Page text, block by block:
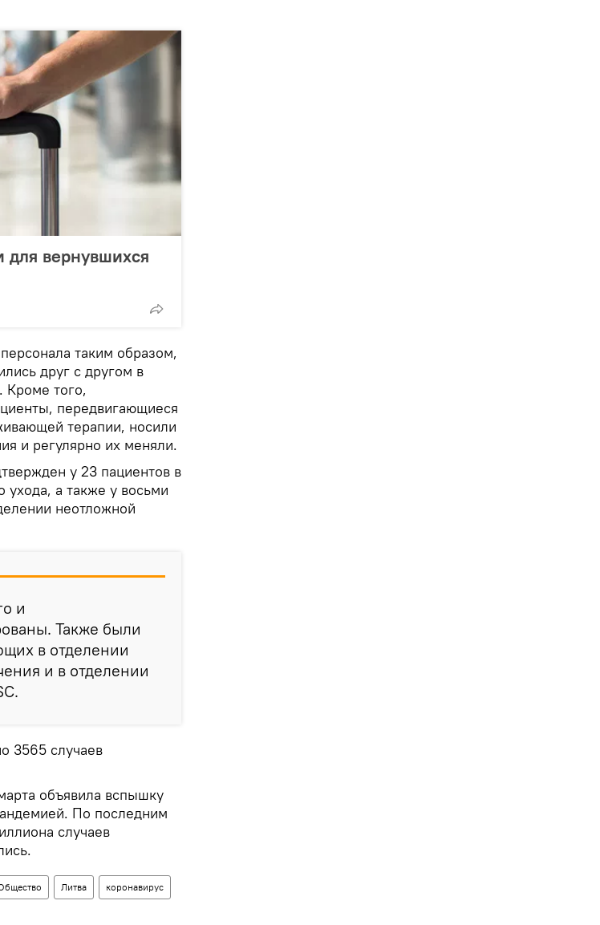
для вернувшихся
таким образом,
друг с другом в
Кроме того,
передвигающиеся
терапии, носили
и регулярно их меняли.
у 23 пациентов в
а также у восьми
неотложной
и
Также были
в отделении
и в отделении
3565 случаев
объявила вспышку
По последним
случаев
Литва коронавирус